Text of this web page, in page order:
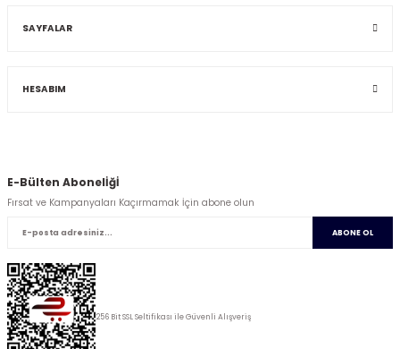
SAYFALAR
HESABIM
E-Bülten Abonelİğİ
Fırsat ve Kampanyaları Kaçırmamak İçin abone olun
ABONE OL
256 Bit SSL Seltifikası ile Güvenli Alışveriş